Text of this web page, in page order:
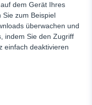
dem Gerät Ihres
Sie zum Beispiel
überwachen und
indem Sie den Zugriff
einfach deaktivieren